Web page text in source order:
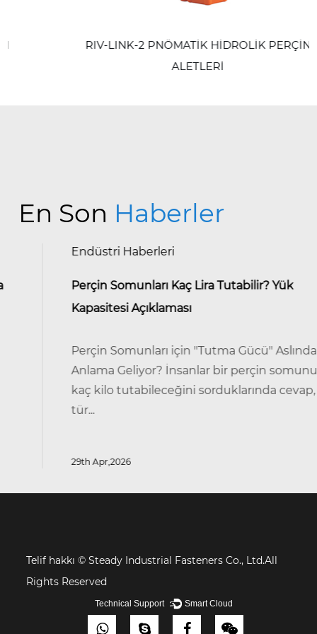
RIV-LINK-2 PNÖMATİK HİDROLİK PERÇİN
ALETLERİ
En Son Haberler
Endüstri Haberleri
Perçin Somunları Kaç Lira Tutabilir? Yük
Kapasitesi Açıklaması
Perçin Somunları için "Tutma Gücü" Aslında Ne
Anlama Geliyor? İnsanlar bir perçin somununun
kaç kilo tutabileceğini sorduklarında cevap, ne
29th Apr,2026
Telif hakkı ©Steady Industrial Fasteners Co., Ltd.All
Rights Reserved
Technical Support ： Smart Cloud